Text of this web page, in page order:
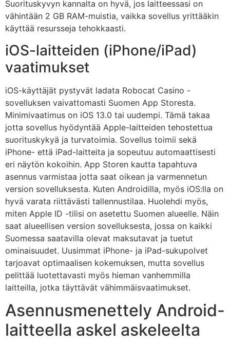
Suorituskyvyn kannalta on hyvä, jos laitteessasi on
vähintään 2 GB RAM-muistia, vaikka sovellus yrittääkin
käyttää resursseja tehokkaasti.
iOS-laitteiden (iPhone/iPad)
vaatimukset
iOS-käyttäjät pystyvät ladata Robocat Casino -
sovelluksen vaivattomasti Suomen App Storesta.
Minimivaatimus on iOS 13.0 tai uudempi. Tämä takaa
jotta sovellus hyödyntää Apple-laitteiden tehostettua
suorituskykyä ja turvatoimia. Sovellus toimii sekä
iPhone- että iPad-laitteita ja sopeutuu automaattisesti
eri näytön kokoihin. App Storen kautta tapahtuva
asennus varmistaa jotta saat oikean ja varmennetun
version sovelluksesta. Kuten Androidilla, myös iOS:lla on
hyvä varata riittävästi tallennustilaa. Huolehdi myös,
miten Apple ID -tilisi on asetettu Suomen alueelle. Näin
saat alueellisen version sovelluksesta, jossa on kaikki
Suomessa saatavilla olevat maksutavat ja tuetut
ominaisuudet. Uusimmat iPhone- ja iPad-sukupolvet
tarjoavat optimaalisen kokemuksen, mutta sovellus
pelittää luotettavasti myös hieman vanhemmilla
laitteilla, jotka täyttävät vähimmäisvaatimukset.
Asennusmenettely Android-
laitteella askel askeleelta